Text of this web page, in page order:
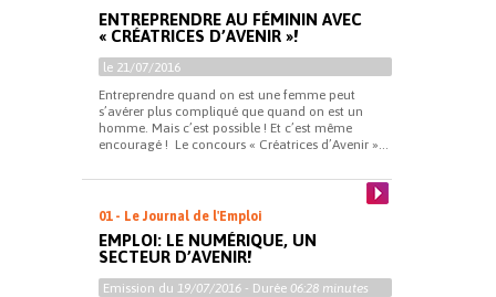
ENTREPRENDRE AU FÉMININ AVEC
« CRÉATRICES D’AVENIR »!
le 21/07/2016
Entreprendre quand on est une femme peut
s’avérer plus compliqué que quand on est un
homme. Mais c’est possible ! Et c’est même
encouragé ! Le concours « Créatrices d’Avenir »...
01 - Le Journal de l'Emploi
EMPLOI: LE NUMÉRIQUE, UN
SECTEUR D’AVENIR!
Emission du 19/07/2016 - Durée 06:28 minutes